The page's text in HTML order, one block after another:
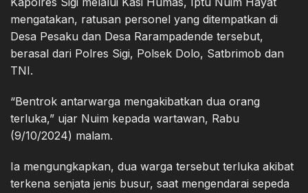
mengatakan, ratusan personel yang ditempatkan di
Desa Pesaku dan Desa Rarampadende tersebut,
berasal dari Polres Sigi, Polsek Dolo, Satbrimob dan
TNI.
“Bentrok antarwarga mengakibatkan dua orang
terluka,” ujar Nuim kepada wartawan, Rabu
(9/10/2024) malam.
Ia mengungkapkan, dua warga tersebut terluka akibat
terkena senjata jenis busur, saat mengendarai sepeda